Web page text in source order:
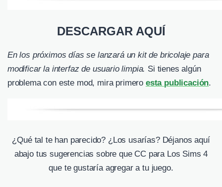
DESCARGAR AQUÍ
En los próximos días se lanzará un kit de bricolaje para
modificar la interfaz de usuario limpia. Si tienes algún
problema con este mod, mira primero esta publicación.
¿Qué tal te han parecido? ¿Los usarías? Déjanos aquí
abajo tus sugerencias sobre que CC para Los Sims 4
que te gustaría agregar a tu juego.